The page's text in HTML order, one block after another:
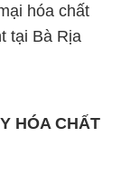
hóa chất
tại Bà Rịa
HÓA CHẤT